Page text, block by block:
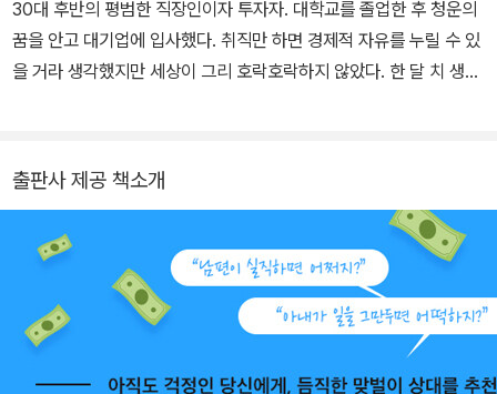
30대 후반의 평범한 직장인이자 투자자. 대학교를 졸업한 후 청운의
꿈을 안고 대기업에 입사했다. 취직만 하면 경제적 자유를 누릴 수 있
을 거라 생각했지만 세상이 그리 호락호락하지 않았다. 한 달 치 생활
이것들이 금융사들의 배만 불려줄 뿐, 큰돈 을 벌어다주는 투자법이
아니라는 걸 깨달았다. 직장생활을 하면서 각종 재테크 및 투자 관련
책들을 읽으며 묵묵히 기본기를 쌓았다. 3년 후, 종잣돈 1,500만 원
으로 본격적으로 투자 전선에 뛰어들었다. 6년간 직장생활과 부동산
투자를 병행하면서 50채의 부동산을 매입했고, 그중 일부는 매도하
여 현재 41채의 부동산을 가지고 있다. 월급 이상의 월세와 전세금 상
승분의 보너스를 받으면서, 노후 걱정 없는 즐거운 직장생활을 하고
출판사 제공 책소개